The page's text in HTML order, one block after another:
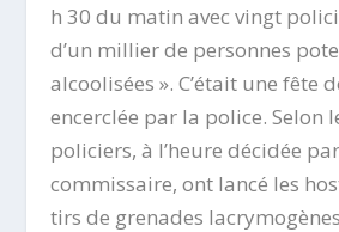
h 30 du matin avec vingt
d’un millier de personnes
alcoolisées ». C’était une fête
encerclée par la police. Selon
policiers, à l’heure décidée
commissaire, ont lancé les
tirs de grenades